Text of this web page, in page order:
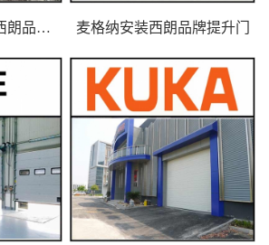
泰科电子工厂安装西朗品牌提升门 麦格纳安装西朗品牌提升门